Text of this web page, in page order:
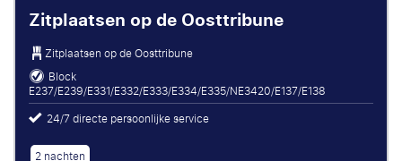
Zitplaatsen op de Oosttribune
Zitplaatsen op de Oosttribune
Block
E237/E239/E331/E332/E333/E334/E335/NE3420/E137/E138
24/7 directe persoonlijke service
2 nachten